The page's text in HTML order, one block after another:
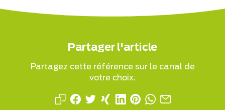
Partager l'article
Partagez cette référence sur le canal de
votre choix.